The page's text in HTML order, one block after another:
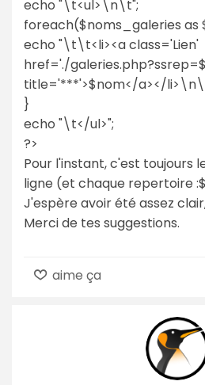
echo "\t<ul>\n\t";
foreach($noms_galeries as
echo "\t\t<li><a class='Lien'
href='./
title='***'>$nom</a></
}
echo "\t</ul>";
?>
Pour l'instant, c'est toujours
ligne (et chaque repertoire
J'espère avoir été assez
Merci de tes suggestions.
aime ça